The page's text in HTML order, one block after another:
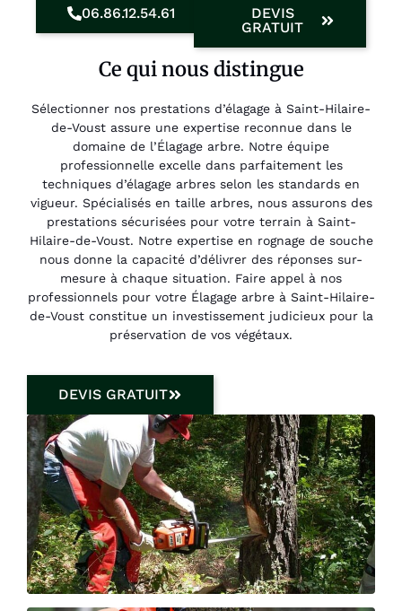
06.86.12.54.61
DEVIS
GRATUIT
Ce qui nous distingue
Sélectionner nos prestations d’élagage à Saint-Hilaire-
de-Voust assure une expertise reconnue dans le
domaine de l’Élagage arbre. Notre équipe
professionnelle excelle dans parfaitement les
techniques d’élagage arbres selon les standards en
vigueur. Spécialisés en taille arbres, nous assurons des
prestations sécurisées pour votre terrain à Saint-
Hilaire-de-Voust. Notre expertise en rognage de souche
nous donne la capacité d’délivrer des réponses sur-
mesure à chaque situation. Faire appel à nos
professionnels pour votre Élagage arbre à Saint-Hilaire-
de-Voust constitue un investissement judicieux pour la
préservation de vos végétaux.
DEVIS GRATUIT